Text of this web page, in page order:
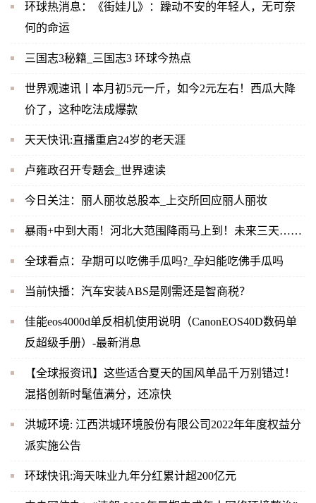
环球热消息：《街娃儿》：躁动不安的年轻人，无可奈
何的命运
三国志3秘籍_三国志3 环球今热点
世界观速讯丨本月初5元一斤，如今2元左右！西瓜大降
价了，这种吃法成爆款
天天快讯:直播重启24岁的老天涯
卢雍政召开专题会_世界速读
今日关注：丽人丽妆总股本_上交所回应丽人丽妆
暴雨+中到大雨！河北大范围降雨马上到！未来三天……
全球看点：孕期可以吃佛手瓜吗?_孕妇能吃佛手瓜吗
当前快播：汽车安装ABS是刚需还是智商税？
佳能eos4000d单反相机使用说明（CanonEOS40D数码单
反超级手册）-最新消息
【全球报资讯】这些适合夏天的国风单品千万别错过！
混搭创新时髦值满分，还凉快
洪城环境: 江西洪城环境股份有限公司2022年年度权益分
派实施公告
环球快讯:海天味业九年分红累计超200亿元